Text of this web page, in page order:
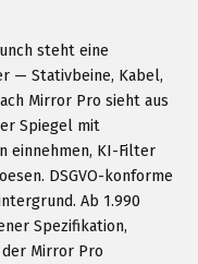
steht eine
— Stativbeine, Kabel,
Mirror Pro sieht aus
Spiegel mit
einnehmen, KI-Filter
DSGVO-konforme
Ab 1.990
Spezifikation,
Mirror Pro